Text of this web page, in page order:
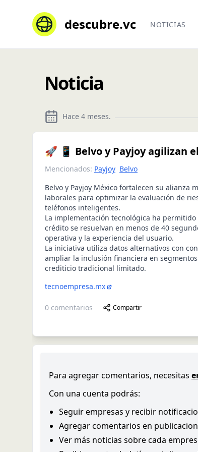
descubre.vc NOTICIAS
Noticia
Hace 4 meses.
🚀 📱 Belvo y Payjoy agilizan
Mencionados: Payjoy Belvo
Belvo y Payjoy México fortalecen su alianza
laborales para optimizar la evaluación de
teléfonos inteligentes.
La implementación tecnológica ha
crédito se resuelvan en menos de 40
operativa y la experiencia del usuario.
La iniciativa utiliza datos alternativos con
ampliar la inclusión financiera en
crediticio tradicional limitado.
tecnoempresa.mx
0 comentarios Compartir
Para agregar comentarios, necesitas
Con una cuenta podrás:
Seguir empresas y recibir
Agregar comentarios en
Ver más noticias sobre cada